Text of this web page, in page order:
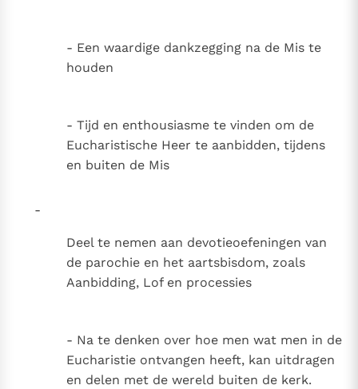
- Een waardige dankzegging na de Mis te
houden
- Tijd en enthousiasme te vinden om de
Eucharistische Heer te aanbidden, tijdens
en buiten de Mis
-
Deel te nemen aan devotieoefeningen van
de parochie en het aartsbisdom, zoals
Aanbidding, Lof en processies
- Na te denken over hoe men wat men in de
Eucharistie ontvangen heeft, kan uitdragen
en delen met de wereld buiten de kerk.